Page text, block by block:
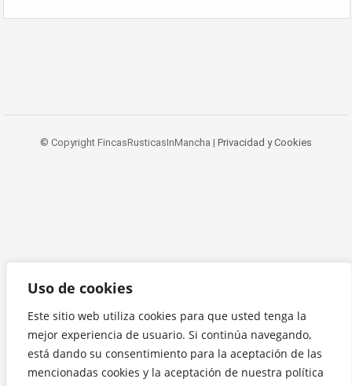
Uso de cookies
Este sitio web utiliza cookies para que usted tenga la
mejor experiencia de usuario. Si continúa navegando,
está dando su consentimiento para la aceptación de las
mencionadas cookies y la aceptación de nuestra política
© Copyright FincasRusticasInMancha | Privacidad y Cookies